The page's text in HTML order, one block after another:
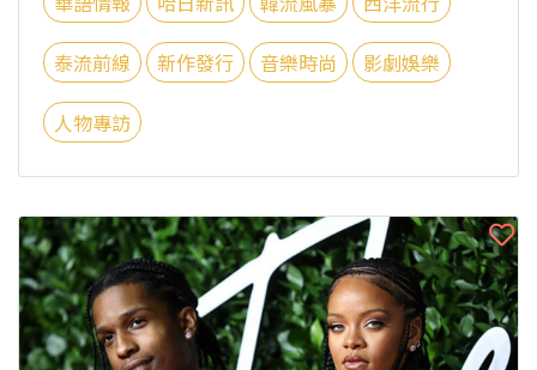
泰流前線 新作發行 音樂時尚 影劇娛樂
人物專訪